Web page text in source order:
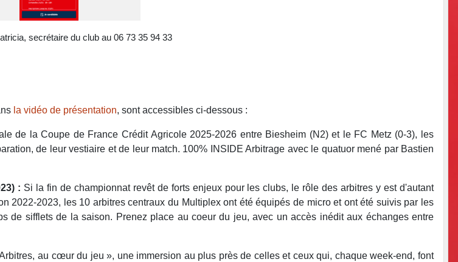
secrétaire du club au 06 73 35 94 33
la vidéo de présentation, sont accessibles ci-dessous :
de la Coupe de France Crédit Agricole 2025-2026 entre Biesheim (N2) et le FC Metz (0-3), les
de leur vestiaire et de leur match. 100% INSIDE Arbitrage avec le quatuor mené par Bastien
: Si la fin de championnat revêt de forts enjeux pour les clubs, le rôle des arbitres y est d'autant
2022-2023, les 10 arbitres centraux du Multiplex ont été équipés de micro et ont été suivis par les
de sifflets de la saison. Prenez place au coeur du jeu, avec un accès inédit aux échanges entre
au cœur du jeu », une immersion au plus près de celles et ceux qui, chaque week-end, font